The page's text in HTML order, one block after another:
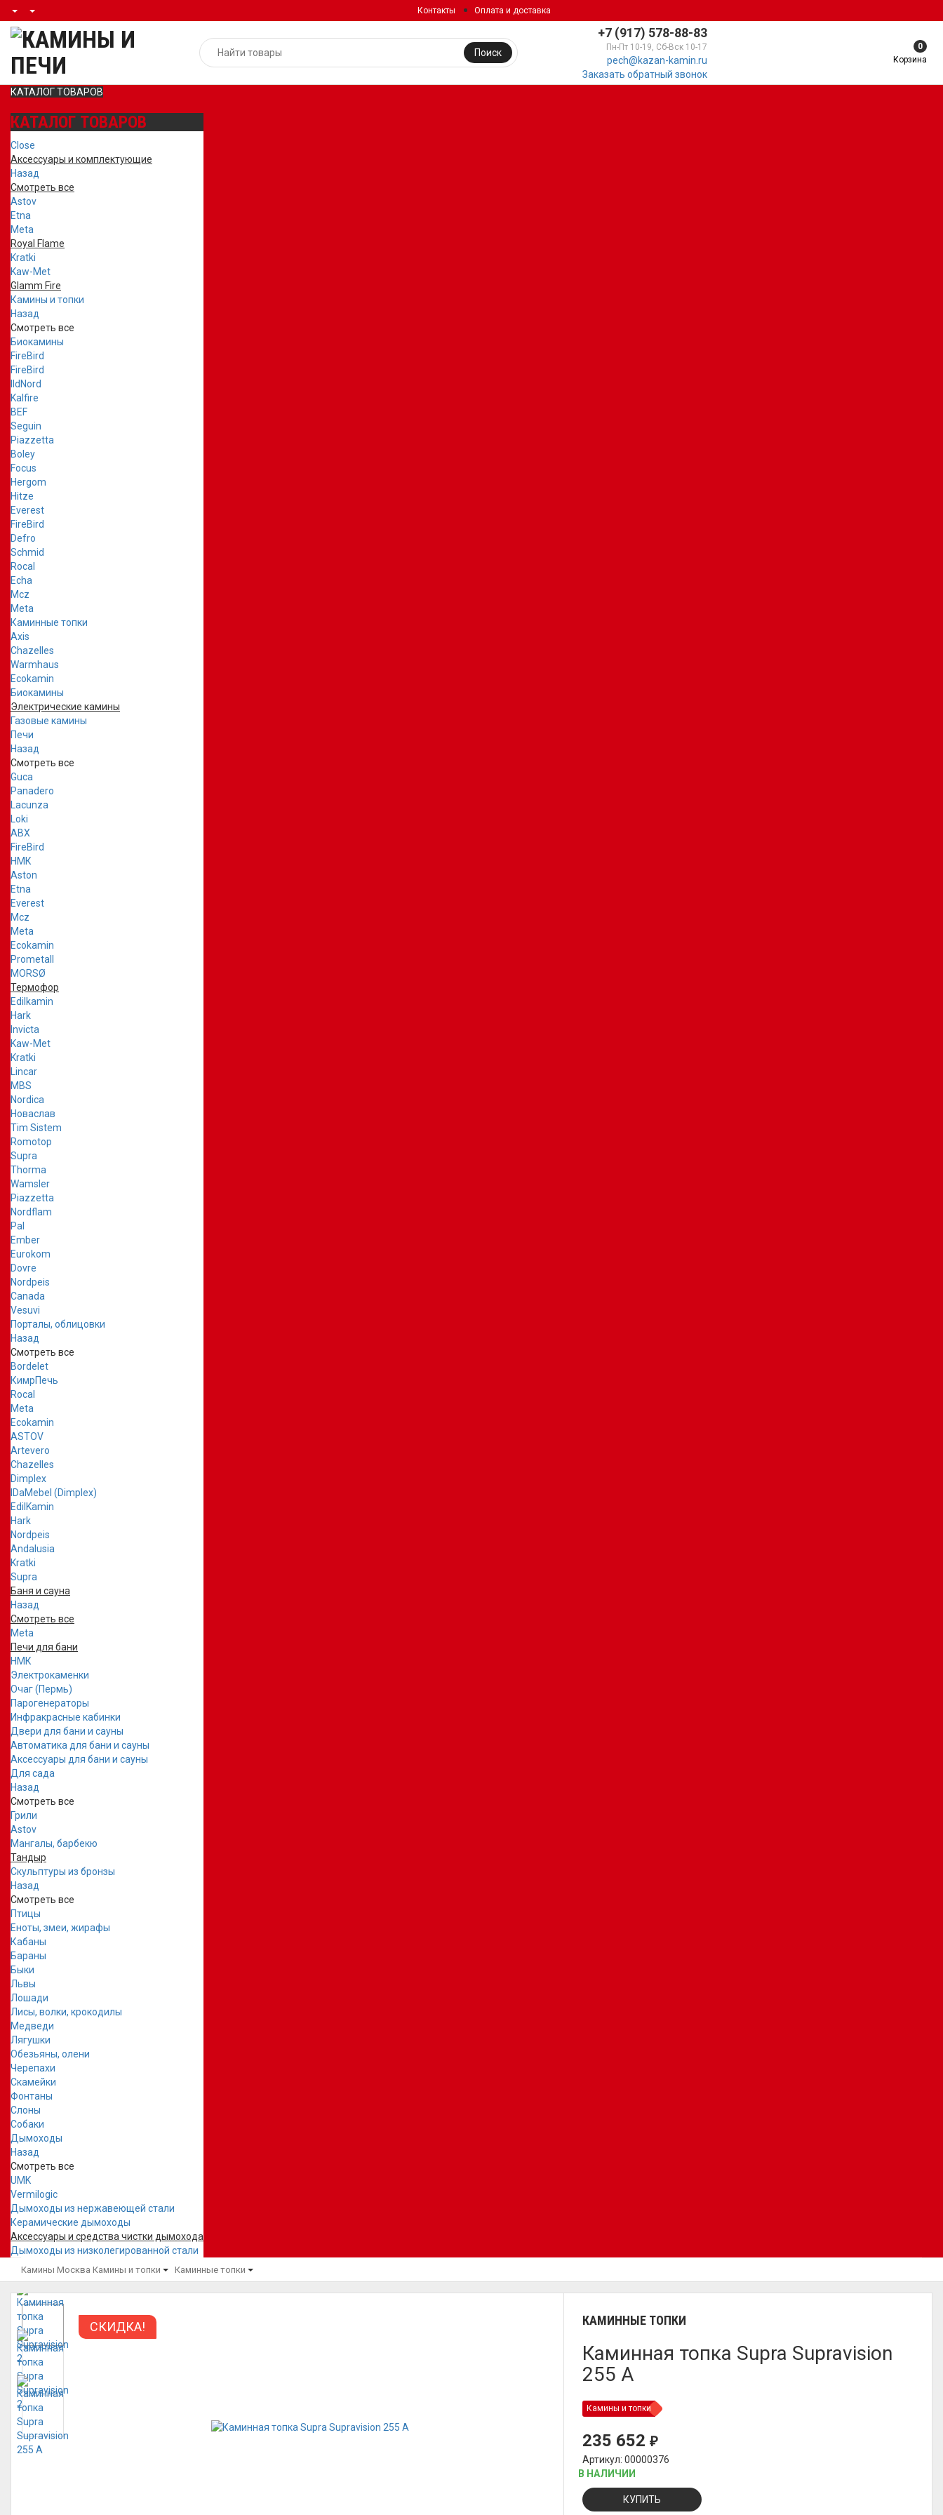
Контакты Оплата и доставка
+7 (917) 578-88-83
Пн-Пт 10-19, Сб-Вск 10-17
pech@kazan-kamin.ru
Заказать обратный звонок
Поиск
0
Корзина
КАТАЛОГ ТОВАРОВ
КАТАЛОГ ТОВАРОВ
Close
Аксессуары и комплектующие
Назад
Смотреть все
Astov
Etna
Meta
Royal Flame
Kratki
Kaw-Met
Glamm Fire
Камины и топки
Назад
Смотреть все
Биокамины
FireBird
FireBird
IldNord
Kalfire
BEF
Seguin
Piazzetta
Boley
Focus
Hergom
Hitze
Everest
FireBird
Defro
Schmid
Rocal
Echa
Mcz
Meta
Каминные топки
Axis
Chazelles
Warmhaus
Ecokamin
Биокамины
Электрические камины
Газовые камины
Печи
Назад
Смотреть все
Guca
Panadero
Lacunza
Loki
ABX
FireBird
НМК
Aston
Etna
Everest
Mcz
Meta
Ecokamin
Prometall
MORSØ
Термофор
Edilkamin
Hark
Invicta
Kaw-Met
Kratki
Lincar
MBS
Nordica
Новаслав
Tim Sistem
Romotop
Supra
Thorma
Wamsler
Piazzetta
Nordflam
Pal
Ember
Eurokom
Dovre
Nordpeis
Canada
Vesuvi
Порталы, облицовки
Назад
Смотреть все
Bordelet
КимрПечь
Rocal
Meta
Ecokamin
ASTOV
Artevero
Chazelles
Dimplex
IDaMebel (Dimplex)
EdilKamin
Hark
Nordpeis
Andalusia
Kratki
Supra
Баня и сауна
Назад
Смотреть все
Meta
Печи для бани
НМК
Электрокаменки
Очаг (Пермь)
Парогенераторы
Инфракрасные кабинки
Двери для бани и сауны
Автоматика для бани и сауны
Аксессуары для бани и сауны
Для сада
Назад
Смотреть все
Грили
Astov
Мангалы, барбекю
Тандыр
Скульптуры из бронзы
Назад
Смотреть все
Птицы
Еноты, змеи, жирафы
Кабаны
Бараны
Быки
Львы
Лошади
Лисы, волки, крокодилы
Медведи
Лягушки
Обезьяны, олени
Черепахи
Скамейки
Фонтаны
Слоны
Собаки
Дымоходы
Назад
Смотреть все
UMK
Vermilogic
Дымоходы из нержавеющей стали
Керамические дымоходы
Аксессуары и средства чистки дымохода
Дымоходы из низколегированной стали
Камины Москва Камины и топки Каминные топки
СКИДКА! КАМИННЫЕ ТОПКИ
Каминная топка Supra Supravision
255 A
Камины и топки
235 652₽
Артикул: 00000376
В НАЛИЧИИ
КУПИТЬ